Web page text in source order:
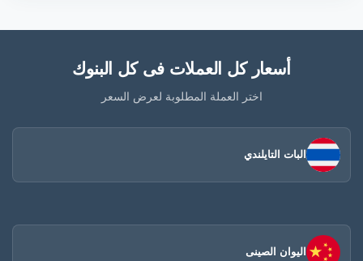
أسعار كل العملات فى كل البنوك
اختر العملة المطلوبة لعرض السعر
البات التايلندي
اليوان الصينى​